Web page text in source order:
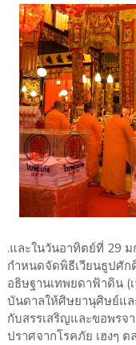
.และในวันอาทิตย์ที่ 29
กำหนดจัดพิธีเวียนธูปศัก
อธิษฐานเทพยดาฟ้าดิน (
บันดาลให้ศิษยานุศิษย์แ
กับสรรเสริญและขอพรจ
ปราศจากโรคภัย เฮงๆ ต